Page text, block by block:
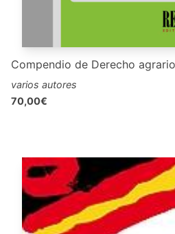
Compendio de Derecho
varios autores
70,00€